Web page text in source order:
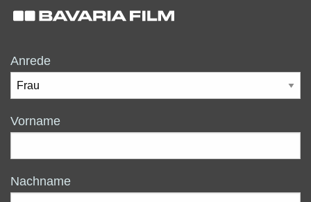
Anrede
Vorname
Nachname